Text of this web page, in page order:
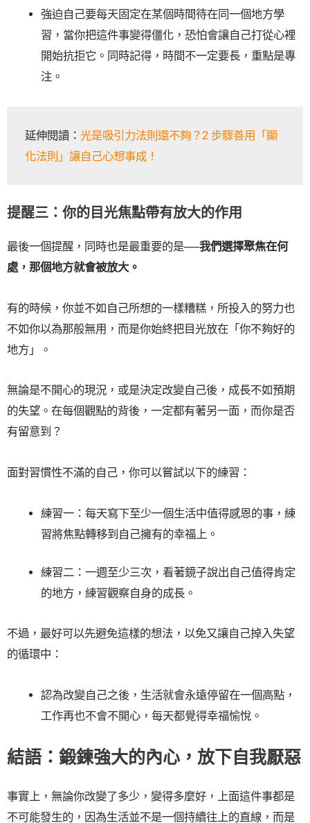
強迫自己要每天固定在某個時間待在同一個地方學
習，當你把這件事變得僵化，恐怕會讓自己打從心裡
開始抗拒它。同時記得，時間不一定要長，重點是專
注。
延伸閱讀：光是吸引力法則還不夠？2 步驟善用「顯
化法則」讓自己心想事成！
提醒三：你的目光焦點帶有放大的作用
最後一個提醒，同時也是最重要的是──我們選擇聚焦在何
處，那個地方就會被放大。
有的時候，你並不如自己所想的一樣糟糕，所投入的努力也
不如你以為那般無用，而是你始終把目光放在「你不夠好的
地方」。
無論是不開心的現況，或是決定改變自己後，成長不如預期
的失望。在每個觀點的背後，一定都有著另一面，而你是否
有留意到？
面對習慣性不滿的自己，你可以嘗試以下的練習：
練習一：每天寫下至少一個生活中值得感恩的事，練
習將焦點轉移到自己擁有的幸福上。
練習二：一週至少三次，看著鏡子說出自己值得肯定
的地方，練習觀察自身的成長。
不過，最好可以先避免這樣的想法，以免又讓自己掉入失望
的循環中：
認為改變自己之後，生活就會永遠停留在一個高點，
工作再也不會不開心，每天都覺得幸福愉悅。
結語：鍛鍊強大的內心，放下自我厭惡
事實上，無論你改變了多少，變得多麼好，上面這件事都是
不可能發生的，因為生活並不是一個持續往上的直線，而是